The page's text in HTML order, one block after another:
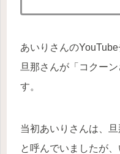
あいりさんのYouTube
旦那さんが「コクー
す。
当初あいりさんは、
と呼んでいましたが